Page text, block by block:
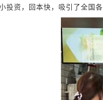
投资，回本快，吸引了全国